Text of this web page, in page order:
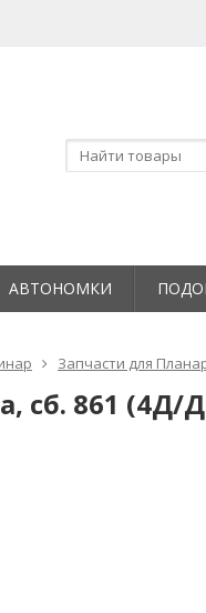
АВТОНОМКИ
Запчасти для
сб. 861